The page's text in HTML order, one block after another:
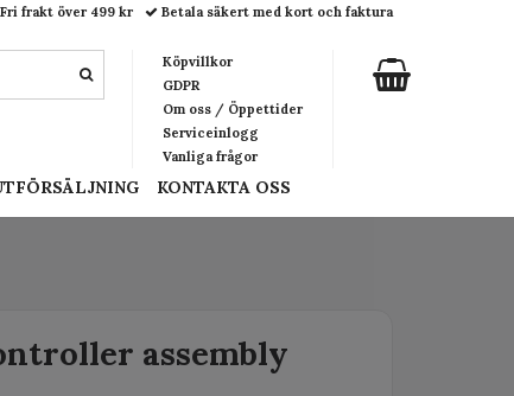
assembly
Fri frakt över 499 kr Betala säkert med kort och faktura
Köpvillkor
GDPR
Om oss / Öppettider
Serviceinlogg
Vanliga frågor
KONTAKTA OSS